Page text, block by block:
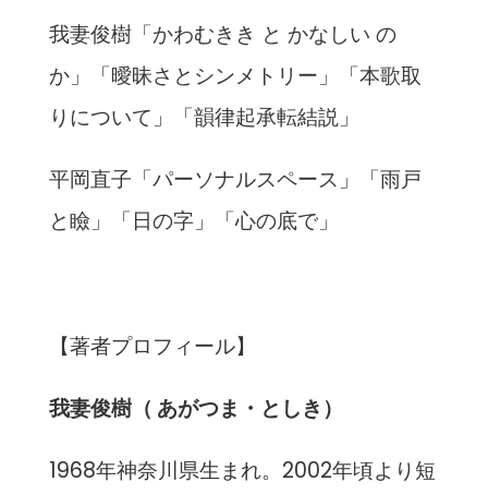
我妻俊樹「かわむきき と かなしい の
か」「曖昧さとシンメトリー」「本歌取
りについて」「韻律起承転結説」
平岡直子「パーソナルスペース」「雨戸
と瞼」「日の字」「心の底で」
【著者プロフィール】
我妻俊樹（ あがつま・としき）
1968年神奈川県生まれ。2002年頃より短